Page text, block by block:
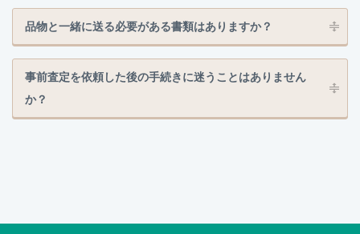
品物と一緒に送る必要がある書類はありますか？
事前査定を依頼した後の手続きに迷うことはありません
か？